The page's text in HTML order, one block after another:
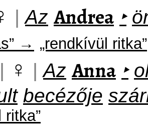
| Az Andrea ‣
→ „rendkívül ritka”
| ♀ | Az Anna ‣
becézője
ritka”